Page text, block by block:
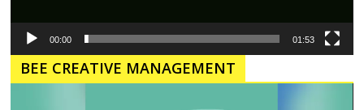
00:00 01:53
BEE CREATIVE MANAGEMENT